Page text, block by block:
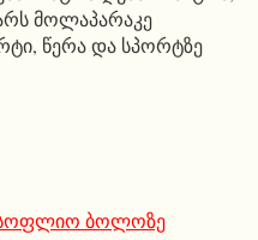
მოლაპარაკე
წერა და სპორტზე
ბოლოზე